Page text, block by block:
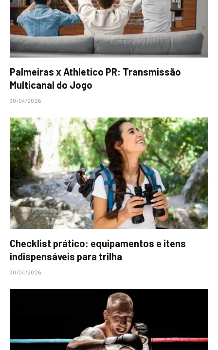
Palmeiras x Athletico PR: Transmissão
Multicanal do Jogo
30/04/2026
Checklist prático: equipamentos e itens
indispensáveis para trilha
30/04/2026